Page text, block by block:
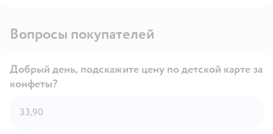
Вопросы покупателей
Добрый день, подскажите цену по детской карте за
конфеты?
33,90